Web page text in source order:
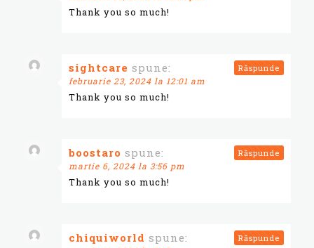
Thank you so much!
sightcare spune:
februarie 23, 2024 la 12:01 am
Thank you so much!
Răspunde
boostaro spune:
martie 6, 2024 la 3:56 pm
Thank you so much!
Răspunde
chiquiworld spune: Răspunde